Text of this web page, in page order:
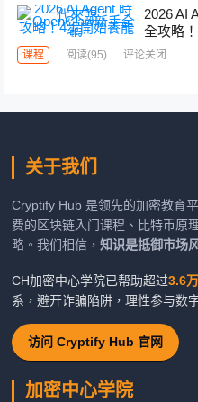
2026 AI
全攻略
课程 阅读(95) 评论关闭
关于我们
Cryptify Hub 是领先的加密教育
费的区块链入门课程、比特币原
略。我们相信，知识是抵御市场
CH加密中心学院已帮助超过3.6
系，避开诈骗陷阱，理性参与数
访问 Cryptify Hub 官网
加密中心学院